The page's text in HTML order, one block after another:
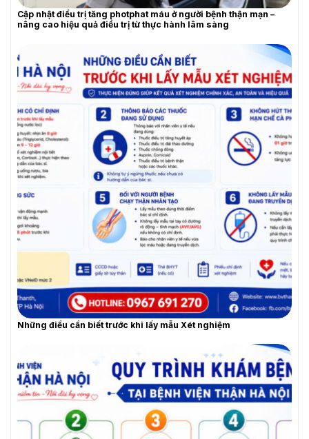
YÊU CẦU BÁO GIÁ
YÊU CẦU BÁO GIÁ
Cập nhật điều trị tăng photphat máu ở người bệnh thận mạn –
nâng cao hiệu quả điều trị từ thực hành lâm sàng
Những điều cần biết trước khi lấy mẫu Xét nghiệm